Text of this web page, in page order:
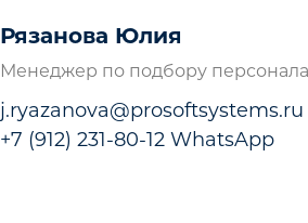
Менеджер по подбору персонала
Рязанова Юлия
j.ryazanova@prosoftsystems.ru
+7 (912) 231-80-12 WhatsApp